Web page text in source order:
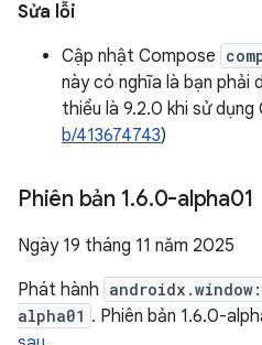
Sửa lỗi
Cập nhật Compose
này có nghĩa là bạn phải
thiểu là 9.2.0 khi sử dụng
b/413674743)
Phiên bản 1.6.0-alpha01
Ngày 19 tháng 11 năm 2025
Phát hành
alpha01 . Phiên bản 1.6.0-